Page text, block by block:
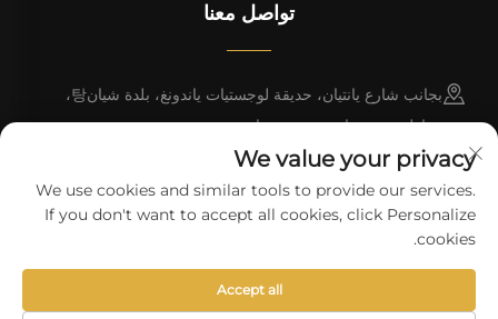
تواصل معنا
بجانب شارع يانتيان، حديقة لوجستيات ياندونغ، بلدة شيان탕،
مقاطعة دونغيوان، مدينة هييوان
+86 13923680051
[email protected]
حقوق النسخ © شركة هايوان وانلي للتكنولوجيا المحدودة.سياسة الخصوصية
We value your privacy
We use cookies and similar tools to provide our services.
If you don't want to accept all cookies, click Personalize
cookies.
Accept all